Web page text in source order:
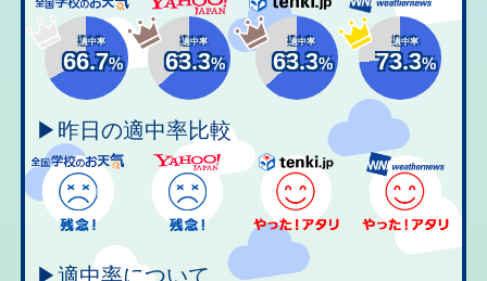
適中率
66.7%
適中率
63.3%
適中率
63.3%
適中率
73.3%
▶昨日の適中率比較
▶適中率について